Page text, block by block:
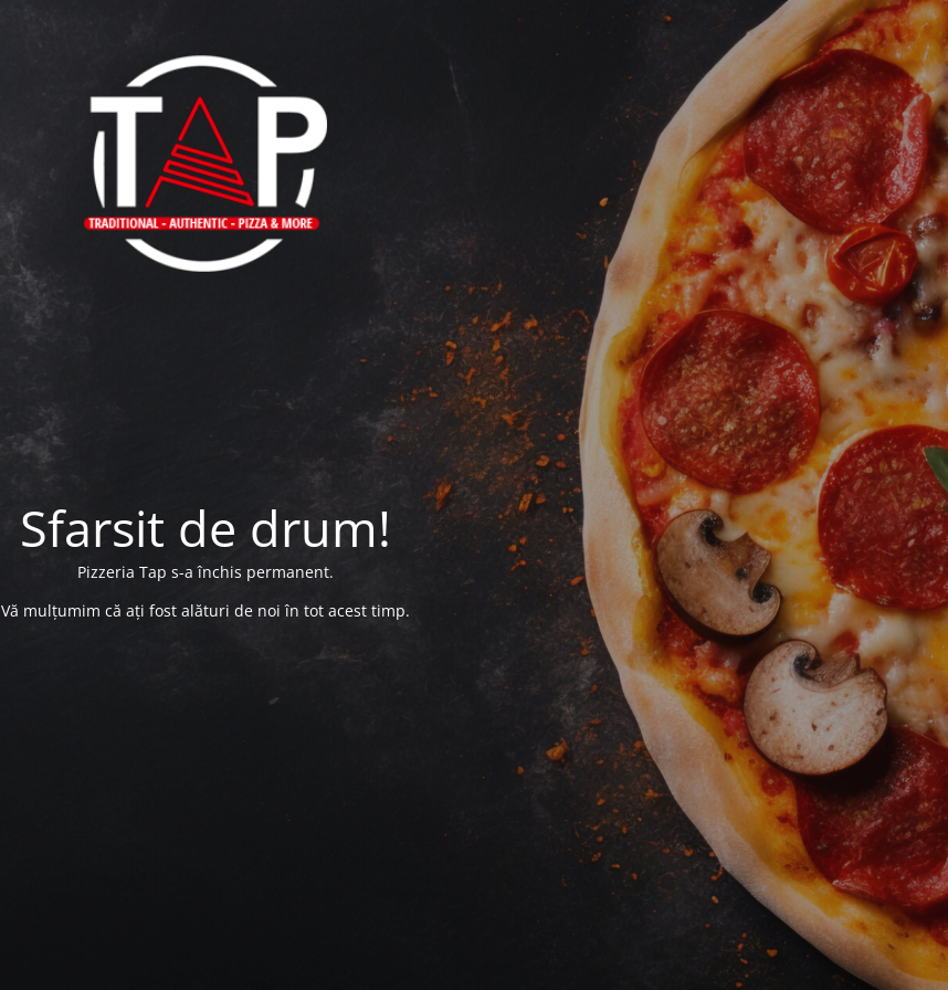
Sfarsit de drum!
Pizzeria Tap s-a închis permanent.
Vă mulțumim că ați fost alături de noi în tot acest timp.